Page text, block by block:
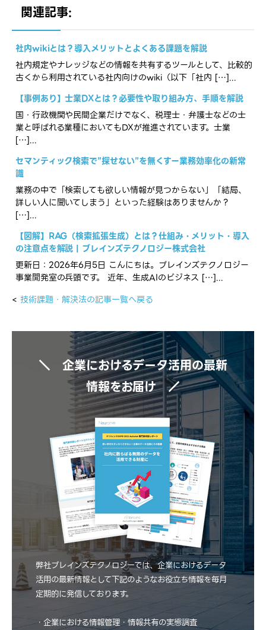
関連記事:
社内wikiとは？導入メリットとよくある課題を解説
社内規定やナレッジなどの情報を共有するツールとして、比較的
古くから利用されている社内向けのwiki（以下「社内 […]...
【事例あり】士業DXとは？必要性や取り組み方、手順を解説
国・行政機関や民間企業だけでなく、税理士・弁護士などの士
業と呼ばれる業種においてもDXが推進されています。士業
[…]...
セマンティック検索で”探せない”を無くすー業務効率化の新常
識
業務の中で「検索しても欲しい情報が見つからない」「結局、
詳しい人に聞いてしまう」といった経験はありませんか？
[…]...
【図解】RAG（検索拡張生成）とは？仕組み・メリット・導入
の注意点を解説 | ブレインズテクノロジー株式会社
更新日：2026年6月5日 こんにちは。ブレインズテクノロジー
事業開発室の兵頭です。 近年、生成AIのビジネス […]...
< 技術課題・解決法の記事一覧へ戻る
＼ 企業におけるデータ活用の最新
情報をお届け ／
弊社ブレインズテクノロジーでは、企業におけるデータ
活用の最新情報として下記のようなお役立ち情報を毎月
定期的に発信しております。
・企業における情報管理・情報共有の実態調査